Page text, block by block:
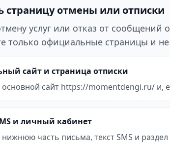
страницу отмены или отписки
услуг или отказ от
только официальные страницы и
сайт и страница отписки
сайт https://momentdengi.ru/ и,
и личный кабинет
часть письма, текст SMS и